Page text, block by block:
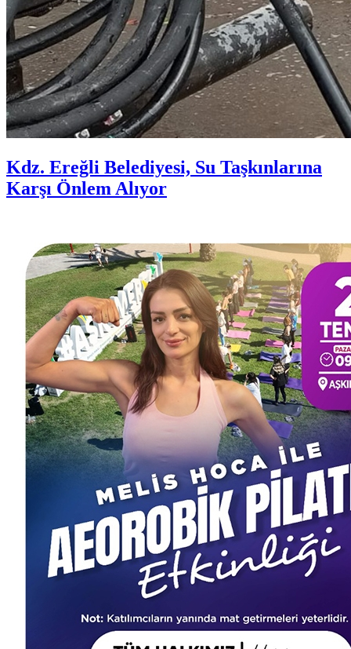
Kdz. Ereğli Belediyesi, Su Taşkınlarına
Karşı Önlem Alıyor